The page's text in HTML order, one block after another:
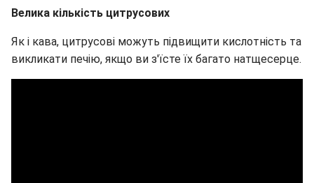
Велика кількість цитрусових
Як і кава, цитрусові можуть підвищити кислотність та
викликати печію, якщо ви з'їсте їх багато натщесерце.